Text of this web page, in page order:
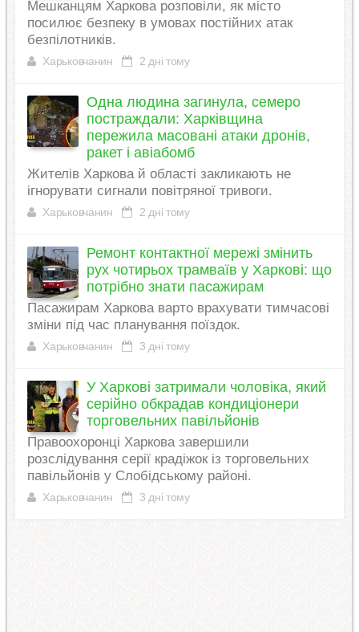
Мешканцям Харкова розповіли, як місто
посилює безпеку в умовах постійних атак
безпілотників.
Харьковчанин 2 дні тому
Одна людина загинула, семеро
постраждали: Харківщина
пережила масовані атаки дронів,
ракет і авіабомб
Жителів Харкова й області закликають не
ігнорувати сигнали повітряної тривоги.
Харьковчанин 2 дні тому
Ремонт контактної мережі змінить
рух чотирьох трамваїв у Харкові: що
потрібно знати пасажирам
Пасажирам Харкова варто врахувати тимчасові
зміни під час планування поїздок.
Харьковчанин 3 дні тому
У Харкові затримали чоловіка, який
серійно обкрадав кондиціонери
торговельних павільйонів
Правоохоронці Харкова завершили
розслідування серії крадіжок із торговельних
павільйонів у Слобідському районі.
Харьковчанин 3 дні тому